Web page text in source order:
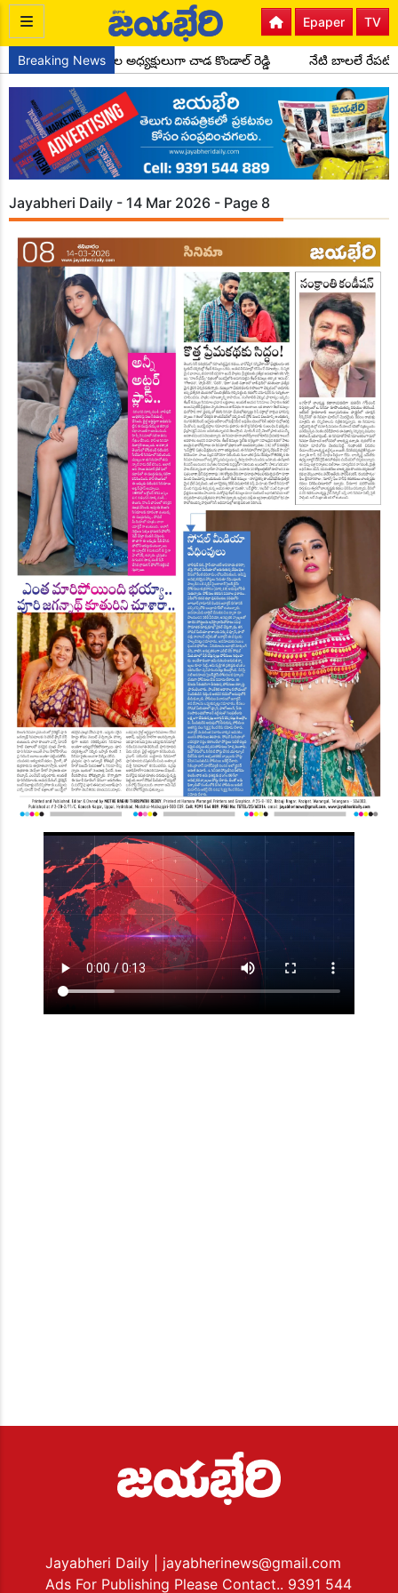
TV
Epaper
Breaking News
పార్టీ సైదాపూర్ మండల అధ్యక్షులుగా చాడ కొండాల్ రెడ్డి నేటి బాలలే రేపటి
Jayabheri Daily - 14 Mar 2026 - Page 8
Jayabheri Daily
| jayabherinews@gmail.com
Ads For Publishing Please Contact.. 9391 544